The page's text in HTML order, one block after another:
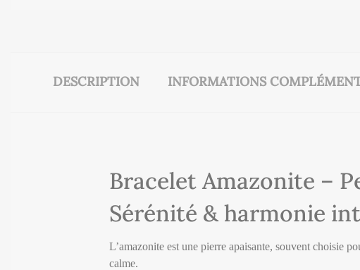
DESCRIPTION INFORMATIONS
Bracelet Amazonite –
Sérénité & harmonie
L’amazonite est une pierre apaisante, souvent choisie
calme.